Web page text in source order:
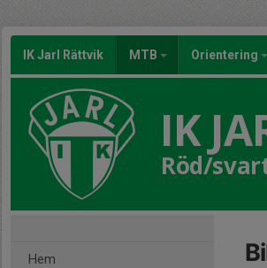
IK Jarl Rättvik MTB Orientering
IK
Röd/
Hem